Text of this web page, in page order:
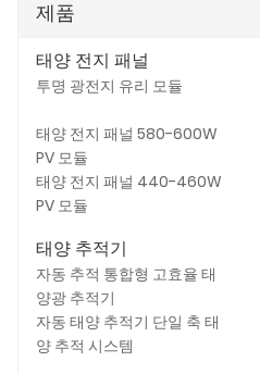
제품
태양 전지 패널
투명 광전지 유리 모듈
태양 전지 패널 580-600W
PV 모듈
태양 전지 패널 440-460W
PV 모듈
태양 추적기
자동 추적 통합형 고효율 태
양광 추적기
자동 태양 추적기 단일 축 태
양 추적 시스템